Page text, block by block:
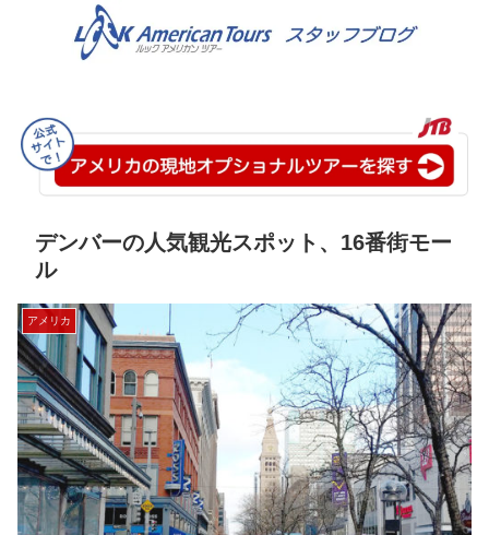
デンバーの人気観光スポット、16番街モー
ル
アメリカ